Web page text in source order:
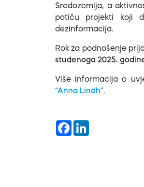
Sredozemlja, a
potiču projekti koji
dezinformacija.
Rok za podnošenje
studenoga 2025.
Više informacija o
“Anna Lindh”.
Facebook